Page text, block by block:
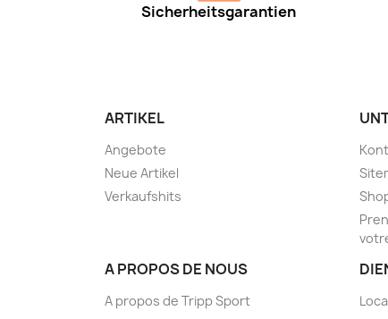
Sicherheitsgarantien
ARTIKEL
Angebote
Neue Artikel
Verkaufshits
A PROPOS DE NOUS
A propos de Tripp Sport